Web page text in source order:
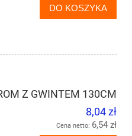
DO KOSZYKA
Z GWINTEM 130CM
8,04 zł
Cena netto: 6,54 zł